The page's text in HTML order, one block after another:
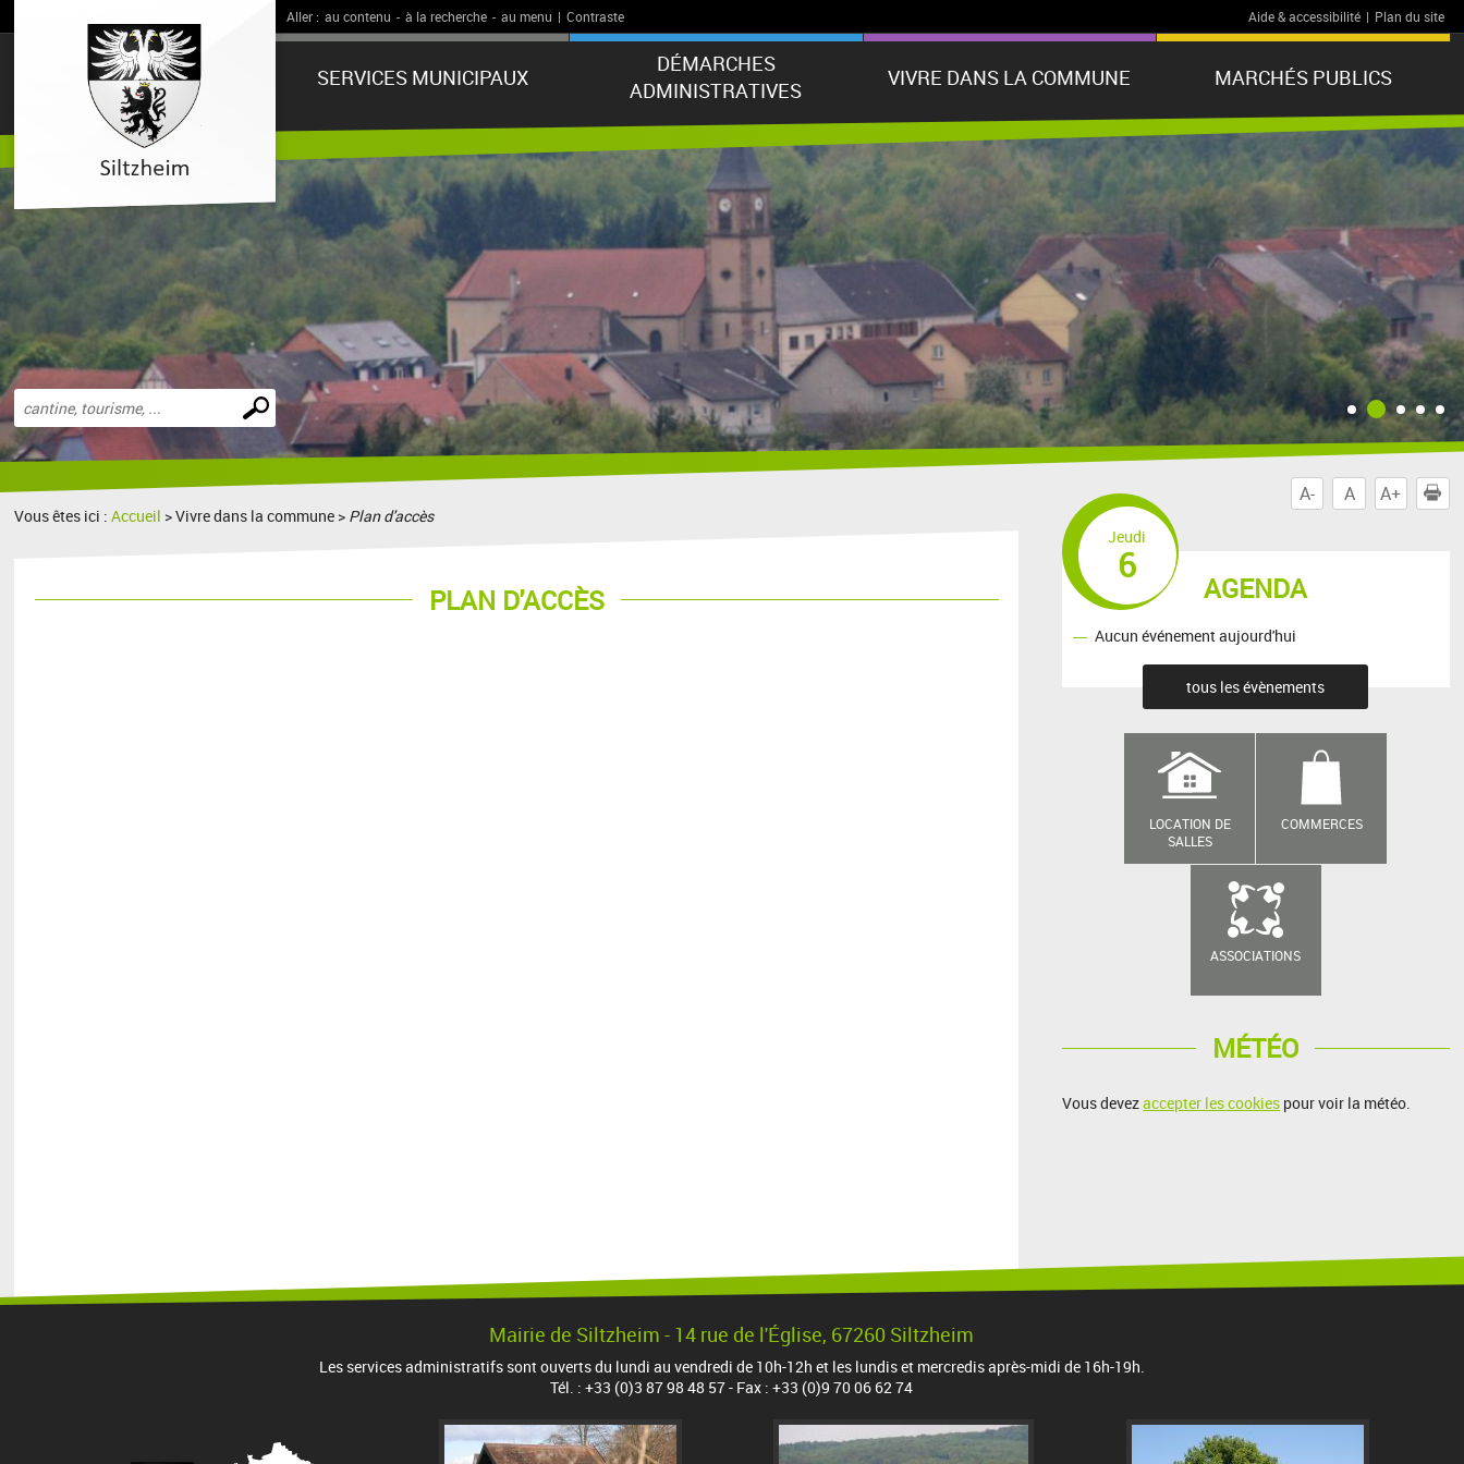
Aller : au contenu - à la recherche - au menu | Contraste Aide & accessibilité | Plan du site
SERVICES MUNICIPAUX
DÉMARCHES
ADMINISTRATIVES
VIVRE DANS LA COMMUNE MARCHÉS PUBLICS
Effectuer
une
recherche
A- A A+
Vous êtes ici :Accueil > Vivre dans la commune > Plan d'accès
PLAN D'ACCÈS AGENDA
Jeudi
6
Aucun événement aujourd'hui
tous les évènements
LOCATION DE
SALLES
COMMERCES
ASSOCIATIONS
MÉTÉO
Vous devezaccepter les cookies pour voir la météo.
Mairie de Siltzheim - 14 rue de l'Église, 67260 Siltzheim
Les services administratifs sont ouverts du lundi au vendredi de 10h-12h et les lundis et mercredis après-midi de 16h-19h.
Tél. : +33 (0)3 87 98 48 57 - Fax : +33 (0)9 70 06 62 74